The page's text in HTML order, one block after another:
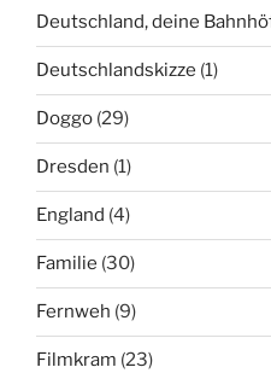
Deutschland, deine
Deutschlandskizze (1)
Doggo (29)
Dresden (1)
England (4)
Familie (30)
Fernweh (9)
Filmkram (23)